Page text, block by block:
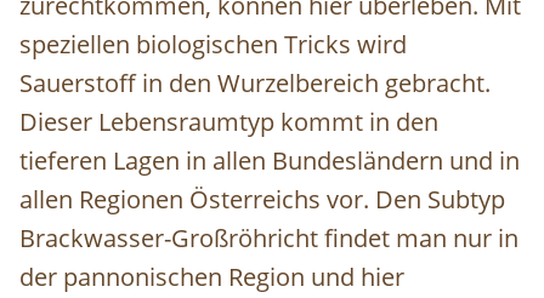
speziellen biologischen Tricks wird
Sauerstoff in den Wurzelbereich gebracht.
Dieser Lebensraumtyp kommt in den
tieferen Lagen in allen Bundesländern und in
allen Regionen Österreichs vor. Den Subtyp
Brackwasser-Großröhricht findet man nur in
der pannonischen Region und hier